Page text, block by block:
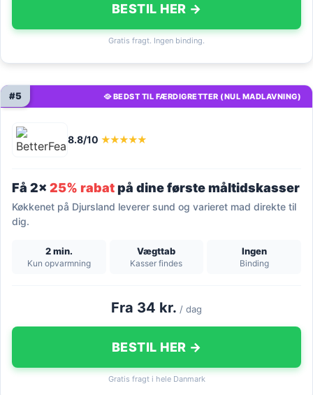
BESTIL HER →
Gratis fragt. Ingen binding.
🥘 BEDST TIL FÆRDIGRETTER (NUL MADLAVNING)
#5
8.8/10 ★★★★★
Få 2x 25% rabatpå dine første måltidskasser
Køkkenet på Djursland leverer sund og varieret mad direkte til
dig.
2 min.
Kun opvarmning
Vægttab
Kasser findes
Ingen
Binding
Fra 34 kr. / dag
BESTIL HER →
Gratis fragt i hele Danmark